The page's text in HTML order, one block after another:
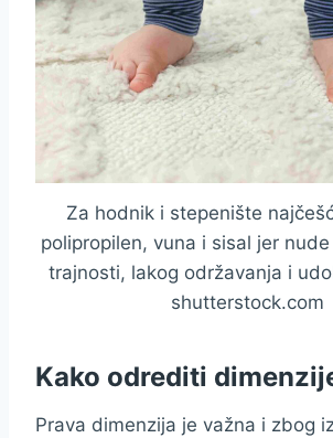
Za hodnik i stepenište
polipropilen, vuna i sisal jer
trajnosti, lakog održavanja i
shutterstock.com
Kako odrediti
Prava dimenzija je važna i zbog